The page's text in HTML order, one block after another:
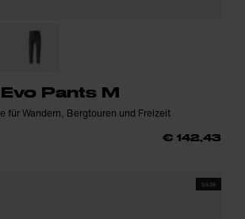
Pants M
für Wandern, Bergtouren und Freizeit
€ 142,43
SS26